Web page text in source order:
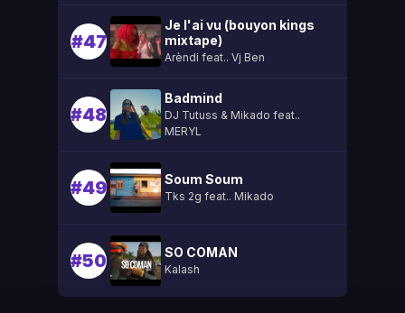
#47
Je l'ai vu (bouyon kings
mixtape)
Arèndi feat.. Vj Ben
#48
Badmind
DJ Tutuss & Mikado feat..
MERYL
#49 Soum Soum
Tks 2g feat.. Mikado
#50 SO COMAN
Kalash